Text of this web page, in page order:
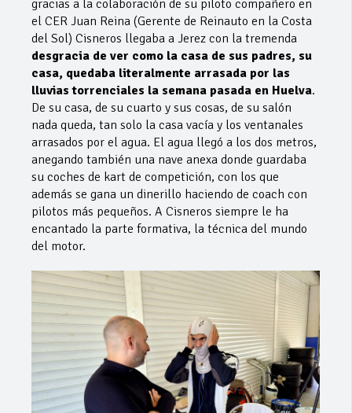
gracias a la colaboración de su piloto compañero en
el CER Juan Reina (Gerente de Reinauto en la Costa
del Sol) Cisneros llegaba a Jerez con la tremenda
desgracia de ver como la casa de sus padres, su
casa, quedaba literalmente arrasada por las
lluvias torrenciales la semana pasada en Huelva.
De su casa, de su cuarto y sus cosas, de su salón
nada queda, tan solo la casa vacía y los ventanales
arrasados por el agua. El agua llegó a los dos metros,
anegando también una nave anexa donde guardaba
su coches de kart de competición, con los que
además se gana un dinerillo haciendo de coach con
pilotos más pequeños. A Cisneros siempre le ha
encantado la parte formativa, la técnica del mundo
del motor.